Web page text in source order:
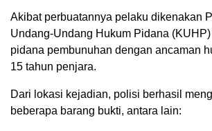
Akibat perbuatannya pelaku dikenakan
Undang-Undang Hukum Pidana
pidana pembunuhan dengan ancaman
15 tahun penjara.
Dari lokasi kejadian, polisi berhasil
beberapa barang bukti, antara lain: